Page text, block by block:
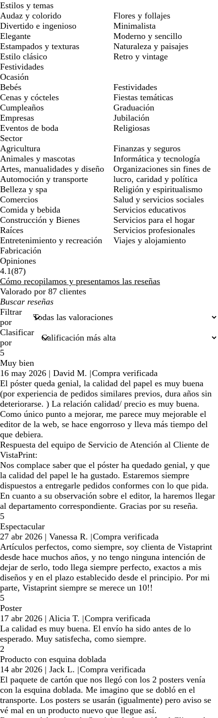
Estilos y temas
Audaz y colorido
Divertido e ingenioso
Elegante
Estampados y texturas
Estilo clásico
Festividades
Flores y follajes
Minimalista
Moderno y sencillo
Naturaleza y paisajes
Retro y vintage
Ocasión
Bebés
Cenas y cócteles
Cumpleaños
Empresas
Eventos de boda
Festividades
Fiestas temáticas
Graduación
Jubilación
Religiosas
Sector
Agricultura
Animales y mascotas
Artes, manualidades y diseño
Automoción y transporte
Belleza y spa
Comercios
Comida y bebida
Construcción y Bienes
Raíces
Entretenimiento y recreación
Fabricación
Finanzas y seguros
Informática y tecnología
Organizaciones sin fines de
lucro, caridad y política
Religión y espiritualismo
Salud y servicios sociales
Servicios educativos
Servicios para el hogar
Servicios profesionales
Viajes y alojamiento
Opiniones
4.1(8787
reseñas
)
Cómo recopilamos y presentamos las reseñas
Valorado por 87 clientes
Mis
búsquedas
Filtrar
por
Clasificar
por
5
Muy bien
16 may 2026 | David M. |Compra verificada
El póster queda genial, la calidad del papel es muy buena
(por experiencia de pedidos similares previos, dura años sin
deteriorarse. ) La relación calidad/ precio es muy buena.
Como único punto a mejorar, me parece muy mejorable el
editor de la web, se hace engorroso y lleva más tiempo del
que debiera.
Respuesta del equipo de Servicio de Atención al Cliente de
VistaPrint:
Nos complace saber que el póster ha quedado genial, y que
la calidad del papel le ha gustado. Estaremos siempre
dispuestos a entregarle pedidos conformes con lo que pida.
En cuanto a su observación sobre el editor, la haremos llegar
al departamento correspondiente. Gracias por su reseña.
5
Espectacular
27 abr 2026 | Vanessa R. |Compra verificada
Artículos perfectos, como siempre, soy clienta de Vistaprint
desde hace muchos años, y no tengo ninguna intención de
dejar de serlo, todo llega siempre perfecto, exactos a mis
diseños y en el plazo establecido desde el principio. Por mi
parte, Vistaprint siempre se merece un 10!!
5
Poster
17 abr 2026 | Alicia T. |Compra verificada
La calidad es muy buena. El envío ha sido antes de lo
esperado. Muy satisfecha, como siempre.
2
Producto con esquina doblada
14 abr 2026 | Jack L. |Compra verificada
El paquete de cartón que nos llegó con los 2 posters venía
con la esquina doblada. Me imagino que se dobló en el
transporte. Los posters se usarán (igualmente) pero aviso se
vé mal en un producto nuevo que llegue así.